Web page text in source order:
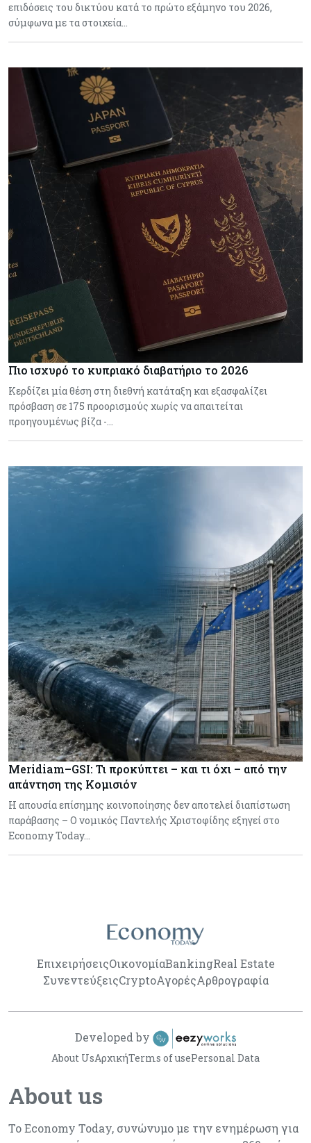
επιδόσεις του δικτύου κατά το πρώτο εξάμηνο του 2026,
σύμφωνα με τα στοιχεία…
Πιο ισχυρό το κυπριακό διαβατήριο το 2026
Κερδίζει μία θέση στη διεθνή κατάταξη και εξασφαλίζει
πρόσβαση σε 175 προορισμούς χωρίς να απαιτείται
προηγουμένως βίζα -…
Meridiam–GSI: Τι προκύπτει – και τι όχι – από την
απάντηση της Κομισιόν
Η απουσία επίσημης κοινοποίησης δεν αποτελεί διαπίστωση
παράβασης – Ο νομικός Παντελής Χριστοφίδης εξηγεί στο
Economy Today…
ΕπιχειρήσειςΟικονομίαBankingReal Estate
ΣυνεντεύξειςCryptoΑγορέςΑρθρογραφία
About us
Το Economy Today, συνώνυμο με την ενημέρωση για
About UsΑρχικήTerms of usePersonal Data
Developed by